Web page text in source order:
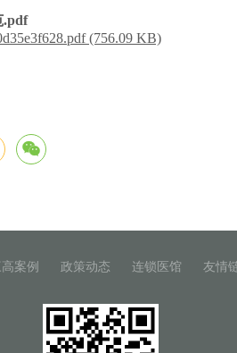
.pdf
(756.09 KB)
案例 政策动态 连锁医馆 友情